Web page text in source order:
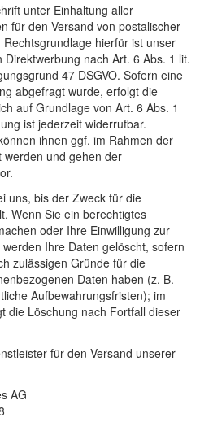
unter Einhaltung aller
für den Versand von postalischer
hierfür ist unser
nach Art. 6 Abs. 1 lit.
47 DSGVO. Sofern eine
abgefragt wurde, erfolgt die
auf Grundlage von Art. 6 Abs. 1
ist jederzeit widerrufbar.
ihnen ggf. im Rahmen der
werden und gehen der
uns, bis der Zweck für die
Wenn Sie ein berechtigtes
oder Ihre Einwilligung zur
Ihre Daten gelöscht, sofern
zulässigen Gründe für die
Daten haben (z. B.
Aufbewahrungsfristen); im
die Löschung nach Fortfall dieser
für den Versand unserer
AG